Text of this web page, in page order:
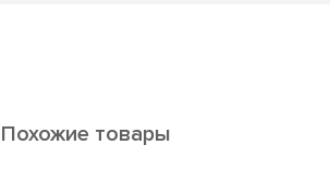
Похожие товары